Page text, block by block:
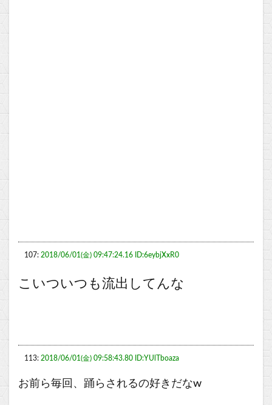
107: 2018/06/01(金) 09:47:24.16 ID:6eybjXxR0
こいついつも流出してんな
113: 2018/06/01(金) 09:58:43.80 ID:YUlTboaza
お前ら毎回、踊らされるの好きだなw